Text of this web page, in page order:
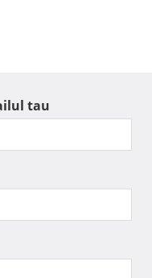
tau